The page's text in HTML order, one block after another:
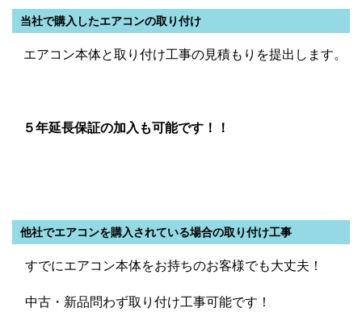
当社で購入したエアコンの取り付け
エアコン本体と取り付け工事の見積もりを提出します。
５年延長保証の加入も可能です！！
他社でエアコンを購入されている場合の取り付け工事
すでにエアコン本体をお持ちのお客様でも大丈夫！
中古・新品問わず取り付け工事可能です！